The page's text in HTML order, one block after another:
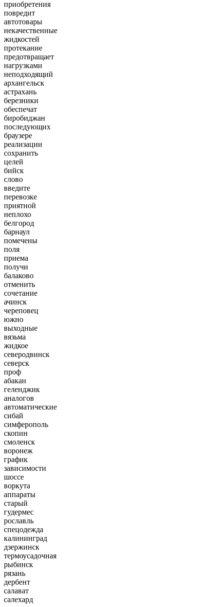
приобретения
повредит
автотовары
некачественные
жидкостей
протекание
предотвращает
нагрузками
неподходящий
архангельск
астрахань
березники
обеспечат
биробиджан
последующих
браузере
реализации
сохранить
целей
бийск
слово
введите
перевозке
приятной
неплохо
белгород
барнаул
помечены
поля
приема
получи
балаково
отменить
сочетание
ачинск
череповец
южно
выходные
вязьма
жидкое
северодвинск
северск
проф
абакан
геленджик
аналогов
автоматические
сибай
симферополь
скопин
смоленск
воронеж
график
зависимости
шоссе
воркута
аппараты
старый
гудермес
рославль
спецодежда
калининград
дзержинск
термоусадочная
рыбинск
рязань
дербент
салават
салехард